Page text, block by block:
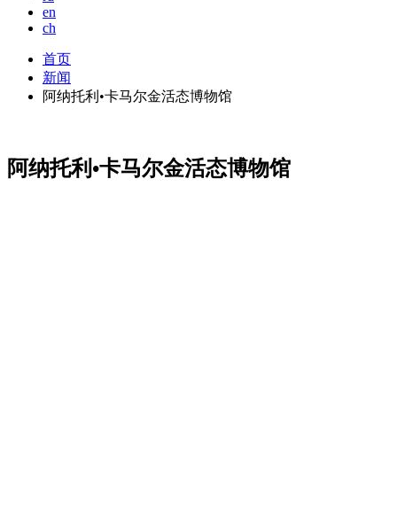
en
ch
首页
新闻
阿纳托利•卡马尔金活态博物馆
阿纳托利•卡马尔金活态博物馆